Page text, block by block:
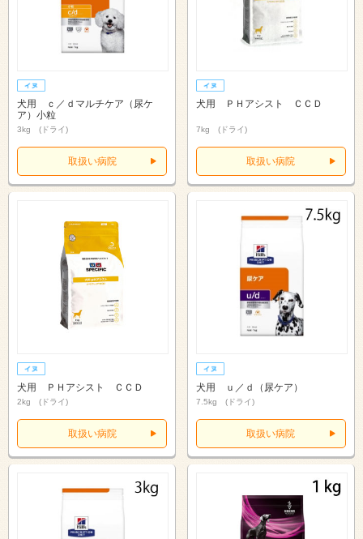
犬用 ｃ／ｄマルチケア（尿ケ
ア）小粒
3kg (ドライ)
取扱い病院
犬用 ＰＨアシスト ＣＣＤ
7kg (ドライ)
取扱い病院
犬用 ＰＨアシスト ＣＣＤ
2kg (ドライ)
取扱い病院
犬用 ｕ／ｄ（尿ケア）
7.5kg (ドライ)
取扱い病院